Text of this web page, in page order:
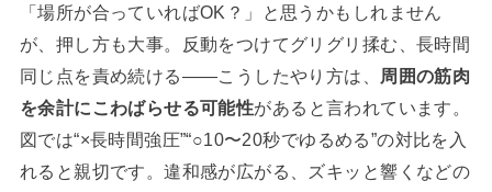
「場所が合っていればOK？」と思うかもしれません
が、押し方も大事。反動をつけてグリグリ揉む、長時間
同じ点を責め続ける――こうしたやり方は、
周囲の筋肉
を余計にこわばらせる可能性があると言われています。
図では“×長時間強圧”“○10〜20秒でゆるめる”の対比を入
れると親切です。違和感が広がる、ズキッと響くなどの